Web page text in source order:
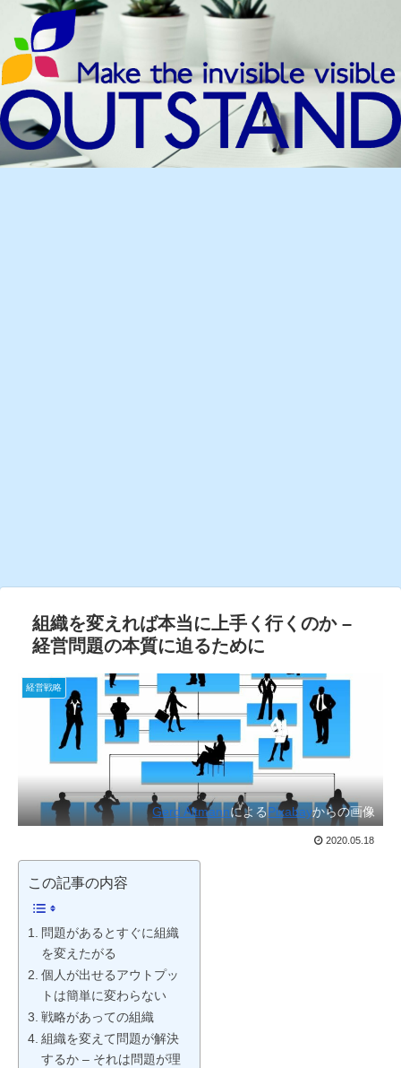
組織を変えれば本当に上手く行くのか –
経営問題の本質に迫るために
経営戦略
Gerd AltmannによるPixabayからの画像
2020.05.18
この記事の内容
問題があるとすぐに組織
を変えたがる
個人が出せるアウトプッ
トは簡単に変わらない
戦略があっての組織
組織を変えて問題が解決
するか – それは問題が理